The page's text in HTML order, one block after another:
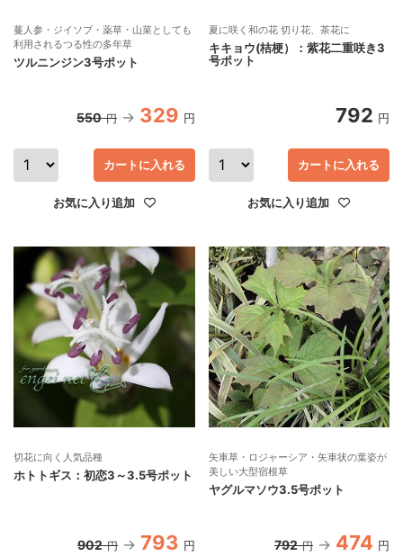
蔓人参・ジイソブ・薬草・山菜としても
利用されるつる性の多年草
ツルニンジン3号ポット
550 円 329 円
カートに入れる
お気に入り追加
夏に咲く和の花 切り花、茶花に
キキョウ(桔梗）：紫花二重咲き3
号ポット
792 円
カートに入れる
お気に入り追加
切花に向く人気品種
ホトトギス：初恋3～3.5号ポット
902 円 793 円
矢車草・ロジャーシア・矢車状の葉姿が
美しい大型宿根草
ヤグルマソウ3.5号ポット
792 円 474 円